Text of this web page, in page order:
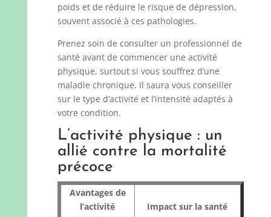
poids et de réduire le risque de dépression,
souvent associé à ces pathologies.
Prenez soin de consulter un professionnel de
santé avant de commencer une activité
physique, surtout si vous souffrez d’une
maladie chronique. Il saura vous conseiller
sur le type d’activité et l’intensité adaptés à
votre condition.
L’activité physique : un
allié contre la mortalité
précoce
Avantages de
l’activité
Impact sur la santé